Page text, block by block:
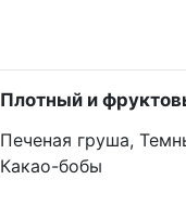
Плотный и
Печеная груша,
Какао-бобы